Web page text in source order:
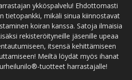
ykköspalvelu! Ehdottomasti
tietopankki, mikäli sinua kiinnostavat
koiran kanssa. Satoja ilmaisia
rekisteröityneille jäsenille upeaa
itsensä kehittämiseen
Meiltä löydät myös ihanat
tuotteet harrastajalle!